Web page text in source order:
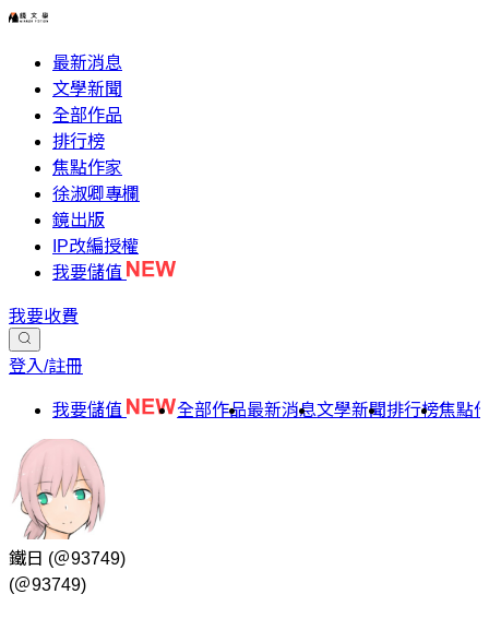
最新消息
文學新聞
全部作品
排行榜
焦點作家
徐淑卿專欄
鏡出版
IP改編授權
我要儲值
我要收費
登入/註冊
我要儲值 全部作品最新消息文學新聞排行榜焦點
鐵日 (＠93749)
(＠93749)